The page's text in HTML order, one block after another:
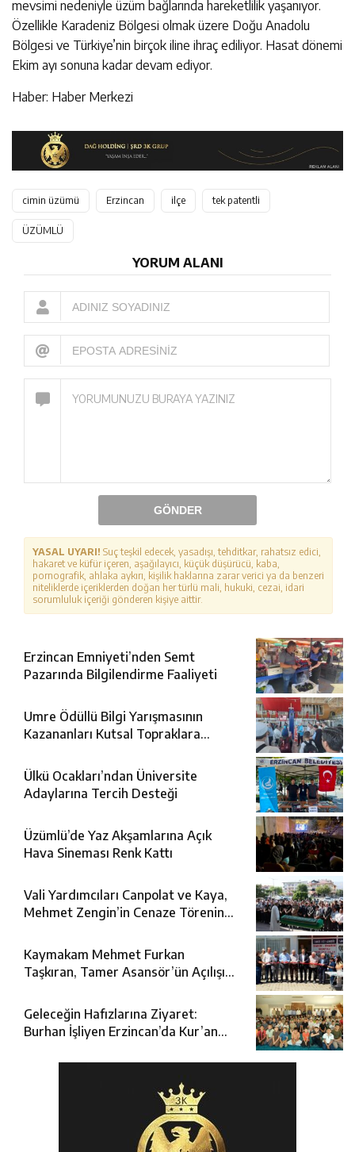
mevsimi nedeniyle üzüm bağlarında hareketlilik yaşanıyor.
Özellikle Karadeniz Bölgesi olmak üzere Doğu Anadolu
Bölgesi ve Türkiye’nin birçok iline ihraç ediliyor. Hasat dönemi
Ekim ayı sonuna kadar devam ediyor.
Haber: Haber Merkezi
cimin üzümü Erzincan ilçe tek patentli
ÜZÜMLÜ
YORUM ALANI
GÖNDER
YASAL UYARI! Suç teşkil edecek, yasadışı, tehditkar, rahatsız edici,
hakaret ve küfür içeren, aşağılayıcı, küçük düşürücü, kaba,
pornografik, ahlaka aykırı, kişilik haklarına zarar verici ya da benzeri
niteliklerde içeriklerden doğan her türlü mali, hukuki, cezai, idari
sorumluluk içeriği gönderen kişiye aittir.
Erzincan Emniyeti’nden Semt
Pazarında Bilgilendirme Faaliyeti
Umre Ödüllü Bilgi Yarışmasının
Kazananları Kutsal Topraklara
Ülkü Ocakları’ndan Üniversite
Adaylarına Tercih Desteği
Üzümlü’de Yaz Akşamlarına Açık
Hava Sineması Renk Kattı
Vali Yardımcıları Canpolat ve Kaya,
Mehmet Zengin’in Cenaze Törenine
Kaymakam Mehmet Furkan
Taşkıran, Tamer Asansör’ün Açılışına
Geleceğin Hafızlarına Ziyaret:
Burhan İşliyen Erzincan’da Kur’an